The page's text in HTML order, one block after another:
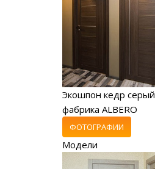
Экошпон кедр серый
фабрика ALBERO
ФОТОГРАФИИ
Модели